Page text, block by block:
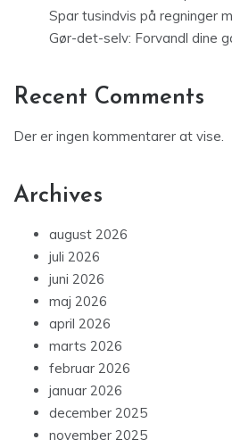
Spar tusindvis på regninger
Gør-det-selv: Forvandl dine
Recent Comments
Der er ingen kommentarer at vise.
Archives
august 2026
juli 2026
juni 2026
maj 2026
april 2026
marts 2026
februar 2026
januar 2026
december 2025
november 2025